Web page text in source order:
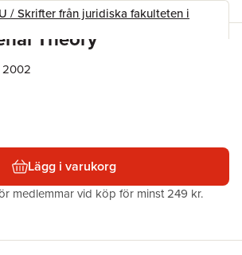
/ Skrifter från juridiska fakulteten i
Theory
2002
Lägg i varukorg
medlemmar vid köp för minst 249 kr.